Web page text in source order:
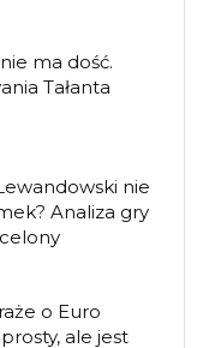
ma dość.
Tałanta
nie
Analiza gry
o Euro
ale jest